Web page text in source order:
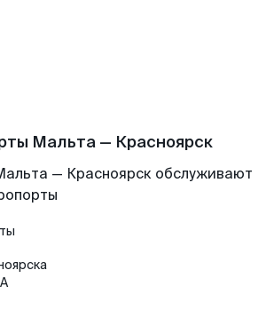
Мальта — Красноярск
— Красноярск обслуживают